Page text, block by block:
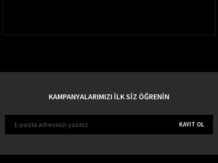
KAMPANYALARIMIZI İLK SİZ ÖĞRENİN
KAYIT OL